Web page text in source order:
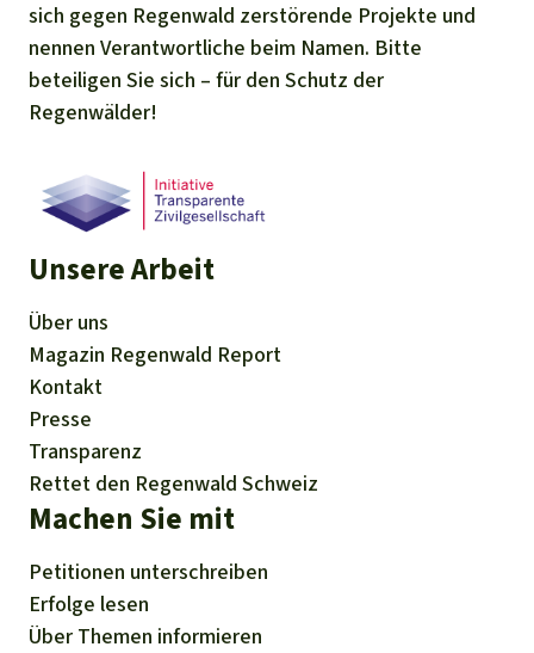
sich gegen Regenwald zerstörende Projekte und
nennen Verantwortliche beim Namen. Bitte
beteiligen Sie sich – für den Schutz der
Regenwälder!
Unsere Arbeit
Über uns
Magazin Regenwald Report
Kontakt
Presse
Transparenz
Rettet den Regenwald Schweiz
Machen Sie mit
Petitionen unterschreiben
Erfolge lesen
Über Themen informieren